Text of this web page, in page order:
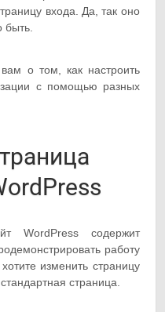
входа. Да, так оно
быть.
о том, как настроить
с помощью разных
WordPress содержит
работу
изменить страницу
страница.